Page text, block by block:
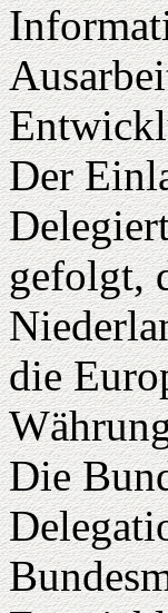
Der
gefolgt,
die
Die